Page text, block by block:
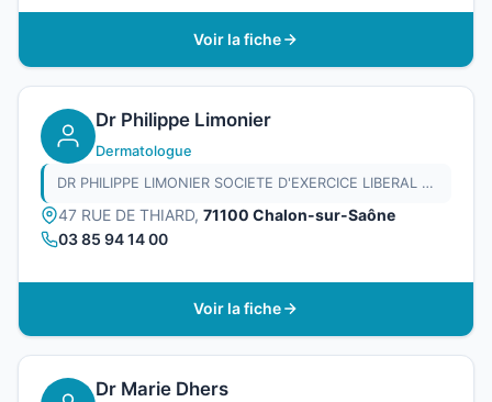
Voir la fiche
Dr Philippe Limonier
Dermatologue
DR PHILIPPE LIMONIER SOCIETE D'EXERCICE LIBERAL A RESPONSABILITE LIMITEE DE MEDECINS
47 RUE DE THIARD, 71100 Chalon-sur-Saône
03 85 94 14 00
Voir la fiche
Dr Marie Dhers